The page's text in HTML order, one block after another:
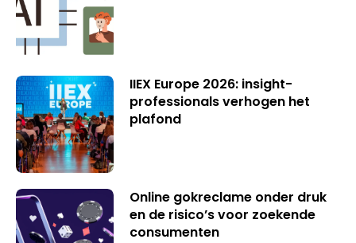
IIEX Europe 2026: insight-
professionals verhogen het
plafond
Online gokreclame onder druk
en de risico’s voor zoekende
consumenten